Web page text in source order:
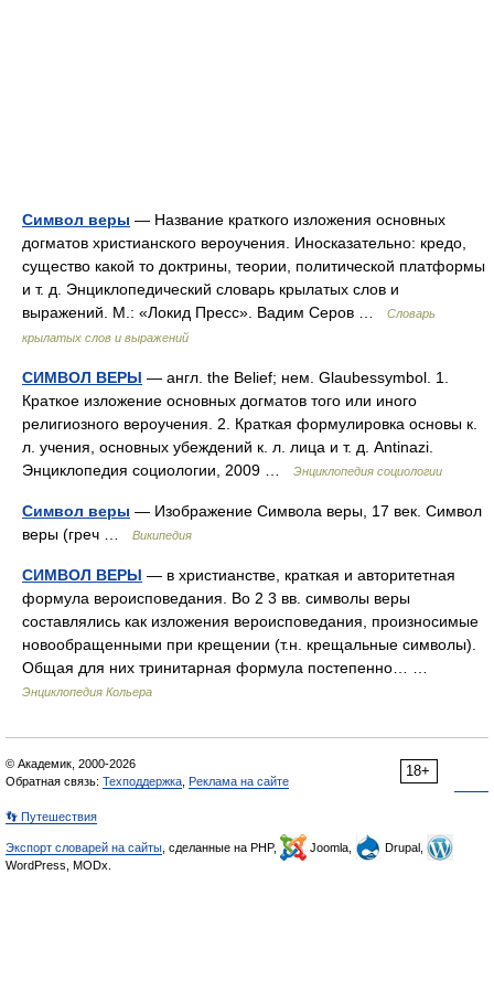
Символ веры — Название краткого изложения основных
догматов христианского вероучения. Иносказательно: кредо,
существо какой то доктрины, теории, политической платформы
и т. д. Энциклопедический словарь крылатых слов и
выражений. М.: «Локид Пресс». Вадим Серов …
Словарь
крылатых слов и выражений
СИМВОЛ ВЕРЫ — англ. the Belief; нем. Glaubessymbol. 1.
Краткое изложение основных догматов того или иного
религиозного вероучения. 2. Краткая формулировка основы к.
л. учения, основных убеждений к. л. лица и т. д. Antinazi.
Энциклопедия социологии, 2009 …
Энциклопедия социологии
Символ веры — Изображение Символа веры, 17 век. Символ
веры (греч …
Википедия
СИМВОЛ ВЕРЫ — в христианстве, краткая и авторитетная
формула вероисповедания. Во 2 3 вв. символы веры
составлялись как изложения вероисповедания, произносимые
новообращенными при крещении (т.н. крещальные символы).
Общая для них тринитарная формула постепенно… …
Энциклопедия Кольера
18+
© Академик, 2000-2026
Обратная связь: Техподдержка Реклама на сайте
👣 Путешествия
Экспорт словарей на сайты , сделанные на PHP, Joomla,
Drupal,
WordPress, MODx.